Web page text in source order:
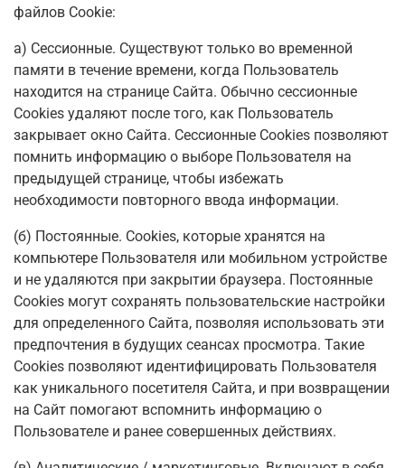
файлов Cookie:
а) Сессионные. Существуют только во временной
памяти в течение времени, когда Пользователь
находится на странице Сайта. Обычно сессионные
Cookies удаляют после того, как Пользователь
закрывает окно Сайта. Сессионные Cookies позволяют
помнить информацию о выборе Пользователя на
предыдущей странице, чтобы избежать
необходимости повторного ввода информации.
(б) Постоянные. Сookies, которые хранятся на
компьютере Пользователя или мобильном устройстве
и не удаляются при закрытии браузера. Постоянные
Сookies могут сохранять пользовательские настройки
для определенного Сайта, позволяя использовать эти
предпочтения в будущих сеансах просмотра. Такие
Cookies позволяют идентифицировать Пользователя
как уникального посетителя Сайта, и при возвращении
на Сайт помогают вспомнить информацию о
Пользователе и ранее совершенных действиях.